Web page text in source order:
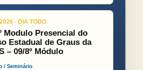
· DIA TODO
Modulo Presencial do
Estadual de Graus da
– 09/8º Módulo
/ Seminário